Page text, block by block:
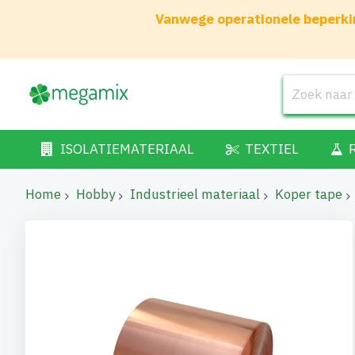
Vanwege operationele
ISOLATIEMATERIAAL TEXTIEL
Home Hobby Industrieel materiaal Koper tape